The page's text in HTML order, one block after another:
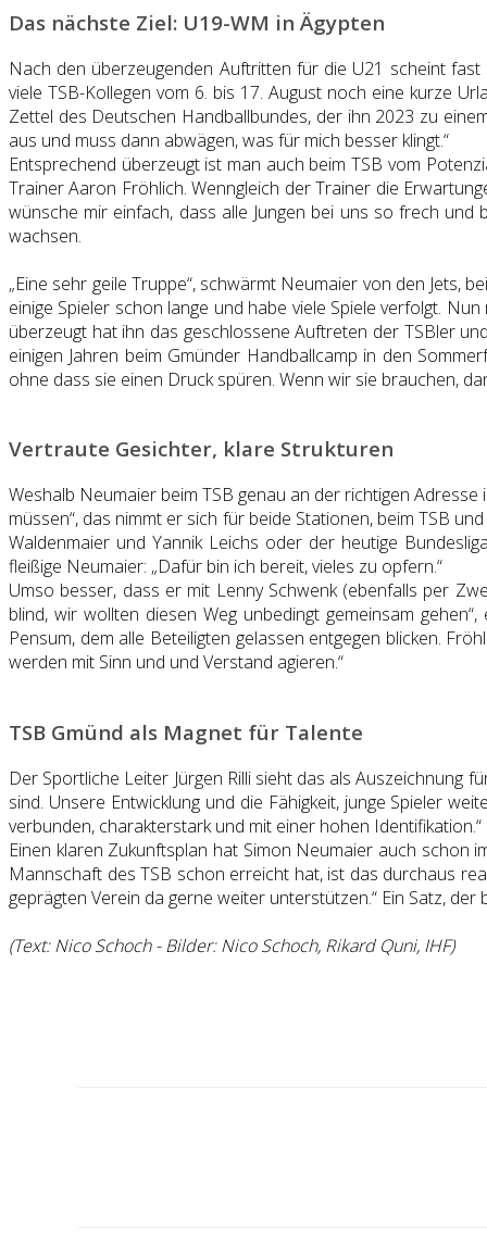
Das nächste Ziel: U19-WM in Ägypten
Nach den überzeugenden Auftritten für die U21 scheint
viele TSB-Kollegen vom 6. bis 17. August noch eine kurze
Zettel des Deutschen Handballbundes, der ihn 2023 zu
aus und muss dann abwägen, was für mich besser klingt.“
Entsprechend überzeugt ist man auch beim TSB vom
Trainer Aaron Fröhlich. Wenngleich der Trainer die
wünsche mir einfach, dass alle Jungen bei uns so frech
wachsen.
„Eine sehr geile Truppe“, schwärmt Neumaier von den
einige Spieler schon lange und habe viele Spiele verfolgt.
überzeugt hat ihn das geschlossene Auftreten der TSBler
einigen Jahren beim Gmünder Handballcamp in den
ohne dass sie einen Druck spüren. Wenn wir sie brauchen,
Vertraute Gesichter, klare Strukturen
Weshalb Neumaier beim TSB genau an der richtigen
müssen“, das nimmt er sich für beide Stationen, beim TSB
Waldenmaier und Yannik Leichs oder der heutige
fleißige Neumaier: „Dafür bin ich bereit, vieles zu opfern.“
Umso besser, dass er mit Lenny Schwenk (ebenfalls per
blind, wir wollten diesen Weg unbedingt gemeinsam
Pensum, dem alle Beteiligten gelassen entgegen blicken.
werden mit Sinn und und Verstand agieren.“
TSB Gmünd als Magnet für Talente
Der Sportliche Leiter Jürgen Rilli sieht das als Auszeichnung
sind. Unsere Entwicklung und die Fähigkeit, junge Spieler
verbunden, charakterstark und mit einer hohen
Einen klaren Zukunftsplan hat Simon Neumaier auch schon
Mannschaft des TSB schon erreicht hat, ist das durchaus
geprägten Verein da gerne weiter unterstützen.“ Ein Satz,
(Text: Nico Schoch - Bilder: Nico Schoch, Rikard Quni, IHF)